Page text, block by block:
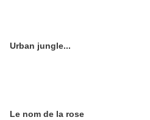
Urban jungle...
Le nom de la rose